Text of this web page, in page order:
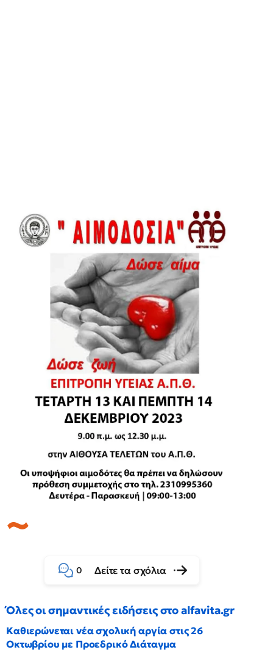
0 Δείτε τα σχόλια
Όλες οι σημαντικές ειδήσεις στο alfavita.gr
Καθιερώνεται νέα σχολική αργία στις 26
Οκτωβρίου με Προεδρικό Διάταγμα